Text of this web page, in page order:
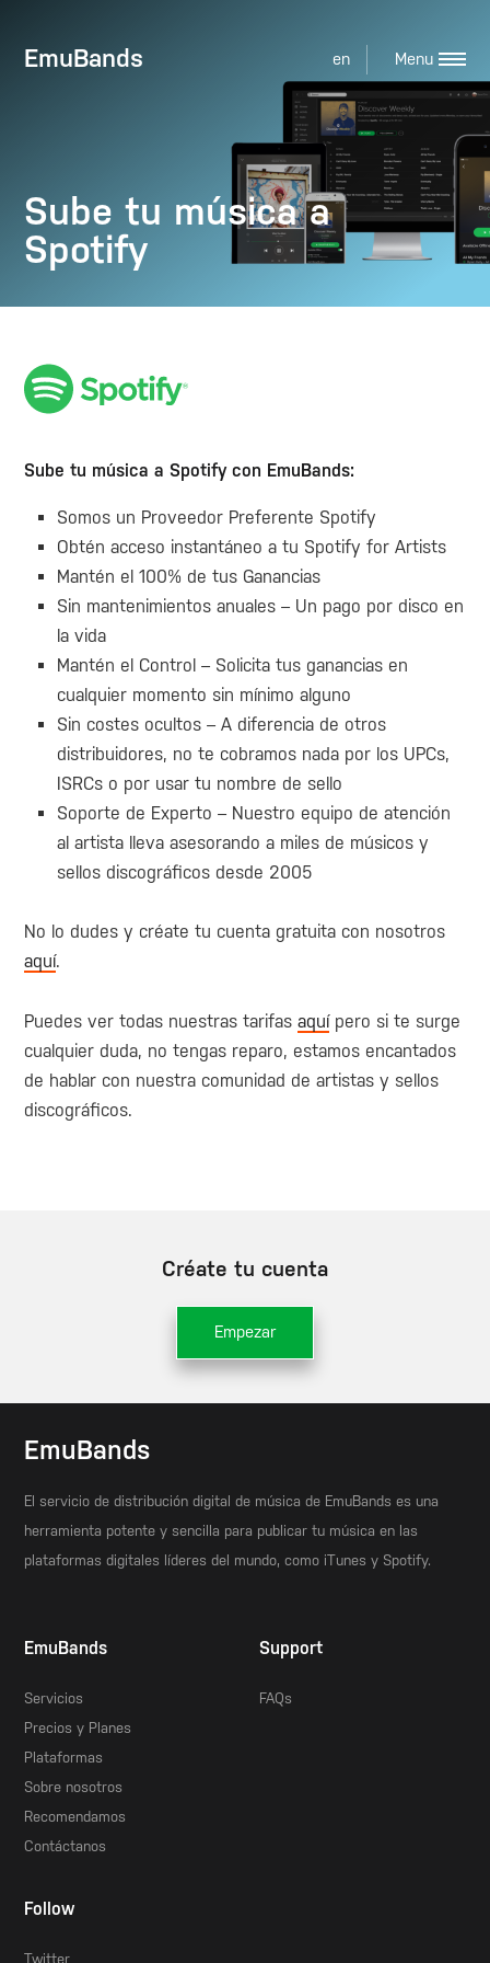
EmuBands en
Sube tu música a
Spotify
Sube tu música a Spotify con EmuBands:
Somos un Proveedor Preferente Spotify
Obtén acceso instantáneo a tu Spotify for Artists
Mantén el 100% de tus Ganancias
Sin mantenimientos anuales – Un pago por disco en
la vida
Mantén el Control – Solicita tus ganancias en
cualquier momento sin mínimo alguno
Sin costes ocultos – A diferencia de otros
distribuidores, no te cobramos nada por los UPCs,
ISRCs o por usar tu nombre de sello
Soporte de Experto – Nuestro equipo de atención
al artista lleva asesorando a miles de músicos y
sellos discográficos desde 2005
No lo dudes y créate tu cuenta gratuita con nosotros
aquí.
Puedes ver todas nuestras tarifasaquípero si te surge
cualquier duda, no tengas reparo, estamos encantados
de hablar con nuestra comunidad de artistas y sellos
discográficos.
Créate tu cuenta
Empezar
EmuBands
El servicio de distribución digital de música de EmuBands es una
herramienta potente y sencilla para publicar tu música en las
plataformas digitales líderes del mundo, como iTunes y Spotify.
EmuBands
Servicios
Precios y Planes
Plataformas
Sobre nosotros
Recomendamos
Contáctanos
Support
FAQs
Follow
Twitter